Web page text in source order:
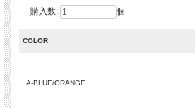
購入数: 個
COLOR
A-BLUE/ORANGE